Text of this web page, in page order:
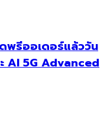
พรีออเดอร์แล้ววัน
AI 5G Advanced